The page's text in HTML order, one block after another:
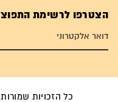
הצטרפו לרשימת
כל הזכויות שמורות